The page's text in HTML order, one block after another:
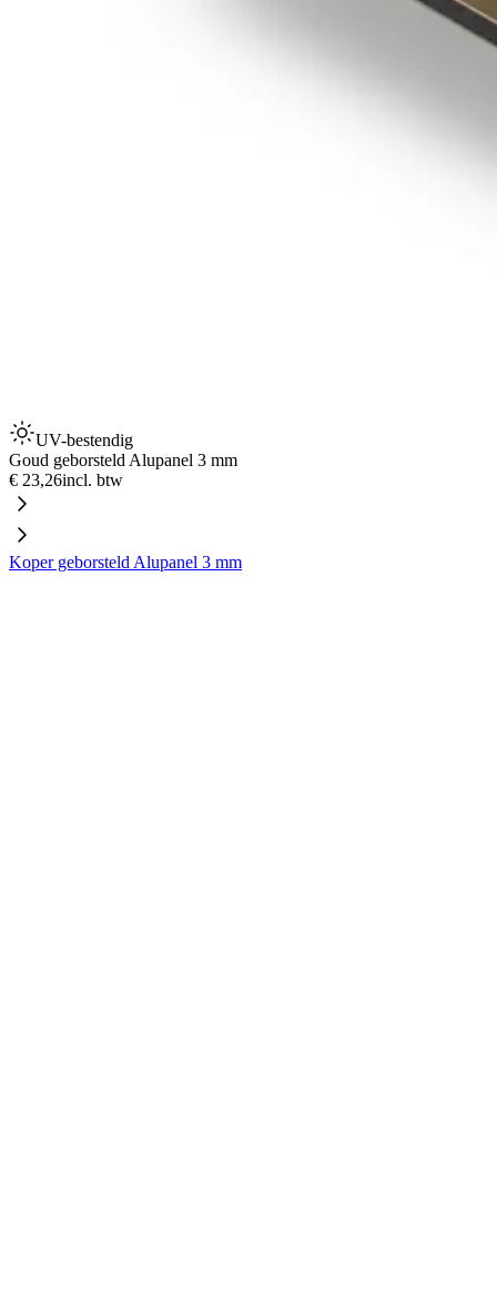
UV-bestendig
Goud geborsteld Alupanel 3 mm
€ 23,26incl. btw
Koper geborsteld Alupanel 3 mm